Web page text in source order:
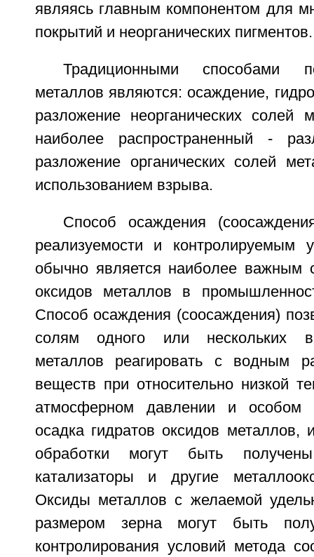
являясь главным компонентом для
покрытий и неорганических пигментов.
Традиционными способами
металлов являются: осаждение,
разложение неорганических солей
наиболее распространенный -
разложение органических солей
использованием взрыва.
Способ осаждения
реализуемости и контролируемым
обычно является наиболее важным
оксидов металлов в
Способ осаждения (соосаждения)
солям одного или нескольких
металлов реагировать с водным
веществ при относительно низкой
атмосферном давлении и особом
осадка гидратов оксидов
обработки могут быть
катализаторы и другие
Оксиды металлов с желаемой
размером зерна могут быть
контролирования условий метода